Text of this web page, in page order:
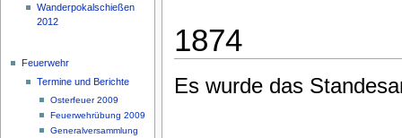
1874
Es wurde das
Wanderpokalschießen
2012
Feuerwehr
Termine und Berichte
Osterfeuer 2009
Feuerwehrübung 2009
Generalversammlung